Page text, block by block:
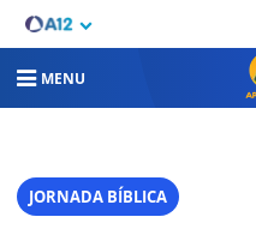
MENU
JORNADA BÍBLICA